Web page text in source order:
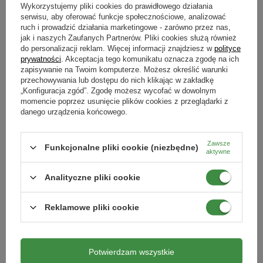
do upraw ekologicznych - poprawia jakość i zasobność gleby.
Zawiera wiele składników mineralnych, które w sposób
naturalny występują w środowisku. Stosując mączkę bazaltową
dostarcza się roślinom m.in.: manganu, indu, cynku, boru, fluoru
czy molibdenu. Tak bogatego składu mikroskładników nie
oferuje żaden nawóz chemiczny.
Mączka nie jest bezpośrednim nawozem, zawiera głównie
mikroelementy niezbędne roślinom do prawidłowego
rozprowadzane w glebie, dzięki czemu rośliny w czasie okresu
wegetacji mają stały dostęp do nawozu i nie wykazują
Zalety stosowania mączki bazaltowej
Poprawa właściwości wodnych w glebie
granulki
Typ nawozu
mineralny
Produkty powiązane
potasem – surfinii, pelargonii,
begonii, fuksji - 1000 ml Flower
Power Vegano
zawartością potasu Vegano Flower
Wykorzystujemy pliki cookies do prawidłowego działania
serwisu, aby oferować funkcje społecznościowe, analizować
ruch i prowadzić działania marketingowe - zarówno przez nas,
jak i naszych Zaufanych Partnerów. Pliki cookies służą również
do personalizacji reklam. Więcej informacji znajdziesz w polityce
prywatności . Akceptacja tego komunikatu oznacza zgodę na ich
zapisywanie na Twoim komputerze. Możesz określić warunki
przechowywania lub dostępu do nich klikając w zakładkę
„Konfiguracja zgód”. Zgodę możesz wycofać w dowolnym
momencie poprzez usunięcie plików cookies z przeglądarki z
danego urządzenia końcowego.
Funkcjonalne pliki cookie (niezbędne)
Zawsze
aktywne
Analityczne pliki cookie
Reklamowe pliki cookie
Potwierdzam wszystkie